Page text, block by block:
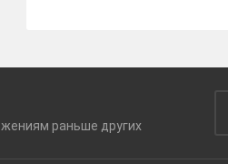
раньше других